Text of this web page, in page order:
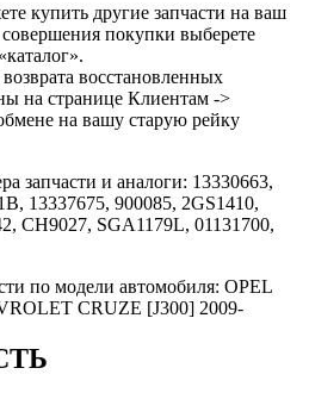
купить другие запчасти на ваш
покупки выберете
восстановленных
на странице Клиентам ->
на вашу старую рейку
запчасти и аналоги: 13330663,
13337675, 900085, 2GS1410,
CH9027, SGA1179L, 01131700,
по модели автомобиля: OPEL
CRUZE [J300] 2009-